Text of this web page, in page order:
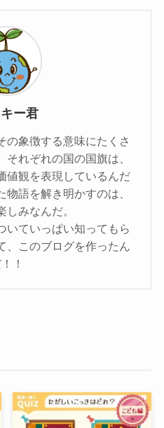
ー君
の象徴する意味にたくさ
れぞれの国の国旗は、
値観を表現しているんだ
語を解き明かすのは、
しみなんだ。
いていっぱい知ってもら
、このブログを作ったん
！